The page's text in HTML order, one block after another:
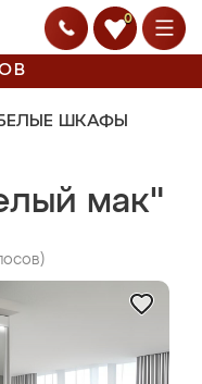
0
ШКАФЫ
мак"